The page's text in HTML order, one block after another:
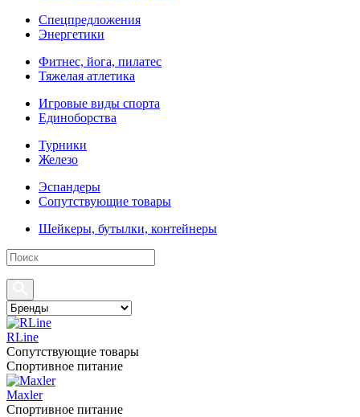
Спецпредложения
Энергетики
Фитнес, йога, пилатес
Тяжелая атлетика
Игровые виды спорта
Единоборства
Турники
Железо
Эспандеры
Сопутствующие товары
Шейкеры, бутылки, контейнеры
RLine
Сопутствующие товары
Спортивное питание
Maxler
Спортивное питание